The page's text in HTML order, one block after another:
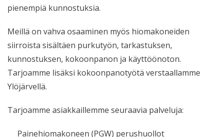
pienempiä kunnostuksia.
Meillä on vahva osaaminen myös hiomakoneiden
siirroista sisältäen purkutyön, tarkastuksen,
kunnostuksen, kokoonpanon ja käyttöönoton.
Tarjoamme lisäksi kokoonpanotyötä verstaallamme
Ylöjärvellä.
Tarjoamme asiakkaillemme seuraavia palveluja:
Painehiomakoneen (PGW) perushuollot